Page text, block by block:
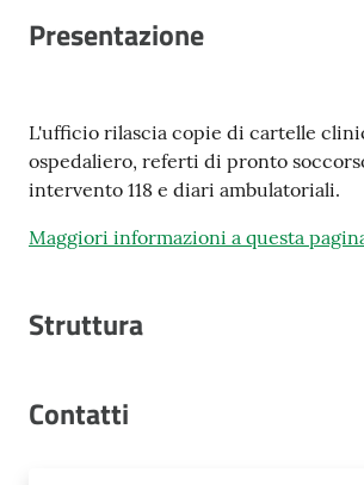
e
territorio
Studiare
Costruiamo
Salute
Presentazione
L'ufficio rilascia copie di cartelle
ospedaliero, referti di pronto
intervento 118 e diari ambulatoriali.
Maggiori informazioni a questa
Struttura
Contatti